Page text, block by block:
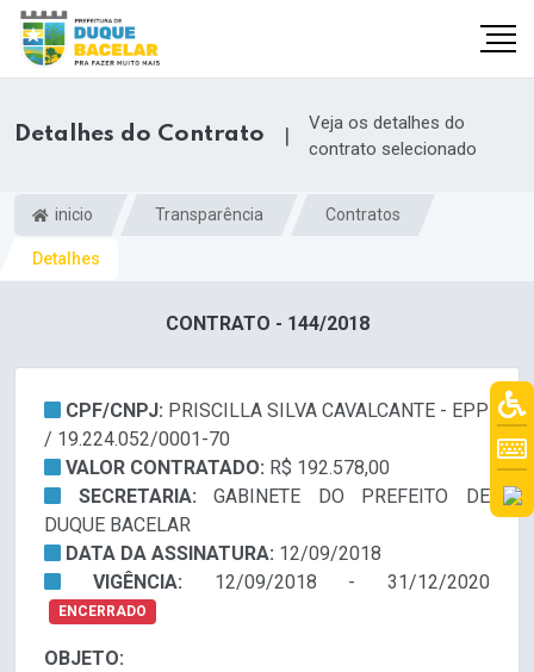
Detalhes do Contrato |
Veja os detalhes do
contrato selecionado
inicio Transparência Contratos
Detalhes
CONTRATO - 144/2018
CPF/CNPJ: PRISCILLA SILVA CAVALCANTE - EPP
/ 19.224.052/0001-70
VALOR CONTRATADO: R$ 192.578,00
SECRETARIA:GABINETE DO PREFEITO DE
DUQUE BACELAR
DATA DA ASSINATURA: 12/09/2018
VIGÊNCIA: 12/09/2018 - 31/12/2020
ENCERRADO
OBJETO: